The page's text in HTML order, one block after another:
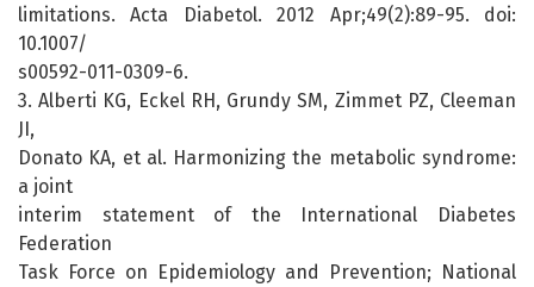
limitations. Acta Diabetol. 2012 Apr;49(2):89-95. doi:
10.1007/
s00592-011-0309-6.
3. Alberti KG, Eckel RH, Grundy SM, Zimmet PZ, Cleeman
JI,
Donato KA, et al. Harmonizing the metabolic syndrome:
a joint
interim statement of the International Diabetes
Federation
Task Force on Epidemiology and Prevention; National